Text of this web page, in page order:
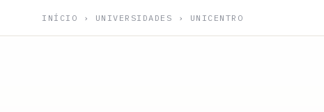
INÍCIO › UNIVERSIDADES › UNICENTRO